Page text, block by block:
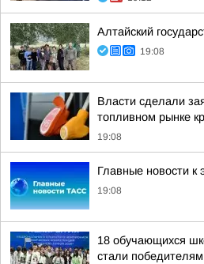
Алтайский
19:08
Власти сделали
топливном рынке
19:08
Главные новости к
19:08
18 обучающихся
стали